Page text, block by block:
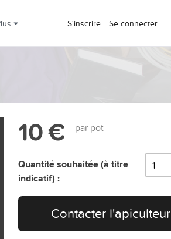
Plus S'inscrire Se connecter
10 € par pot
Quantité souhaitée (à titre
indicatif) :
Contacter l'apiculteur